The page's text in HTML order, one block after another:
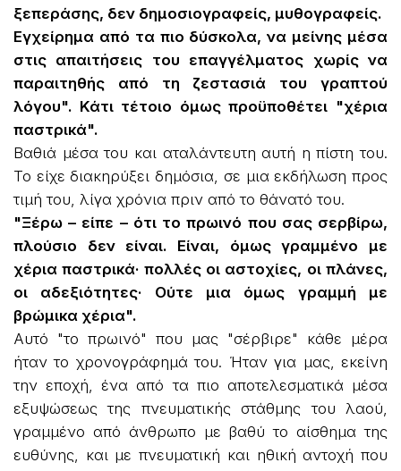
ξεπεράσης, δεν δημοσιογραφείς, μυθογραφείς.
Εγχείρημα από τα πιο δύσκολα, να μείνης μέσα
στις απαιτήσεις του επαγγέλματος χωρίς να
παραιτηθής από τη ζεστασιά του γραπτού
λόγου". Κάτι τέτοιο όμως προϋποθέτει "χέρια
παστρικά".
Βαθιά μέσα του και αταλάντευτη αυτή η πίστη του.
Το είχε διακηρύξει δημόσια, σε μια εκδήλωση προς
τιμή του, λίγα χρόνια πριν από το θάνατό του.
"Ξέρω – είπε – ότι το πρωινό που σας σερβίρω,
πλούσιο δεν είναι. Είναι, όμως γραμμένο με
χέρια παστρικά· πολλές οι αστοχίες, οι πλάνες,
οι αδεξιότητες· Ούτε μια όμως γραμμή με
βρώμικα χέρια".
Αυτό "το πρωινό" που μας "σέρβιρε" κάθε μέρα
ήταν το χρονογράφημά του. Ήταν για μας, εκείνη
την εποχή, ένα από τα πιο αποτελεσματικά μέσα
εξυψώσεως της πνευματικής στάθμης του λαού,
γραμμένο από άνθρωπο με βαθύ το αίσθημα της
ευθύνης, και με πνευματική και ηθική αντοχή που